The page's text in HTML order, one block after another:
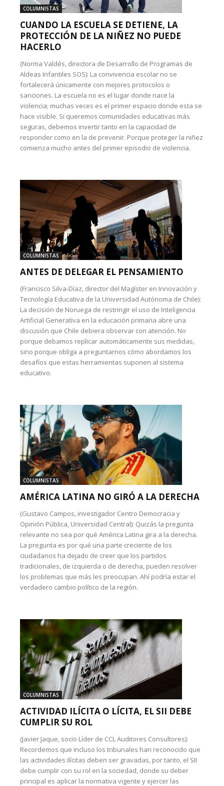
COLUMNISTAS
CUANDO LA ESCUELA SE DETIENE, LA
PROTECCIÓN DE LA NIÑEZ NO PUEDE
HACERLO
(Norma Valdés, directora de Desarrollo de Programas de
Aldeas Infantiles SOS): La convivencia escolar no se
fortalecerá únicamente con mejores protocolos o
sanciones. La escuela no es el lugar donde nace la
violencia; muchas veces es el primer espacio donde esta se
hace visible. Si queremos comunidades educativas más
seguras, debemos invertir tanto en la capacidad de
responder como en la de prevenir. Porque proteger la niñez
comienza mucho antes del primer episodio de violencia.
COLUMNISTAS
ANTES DE DELEGAR EL PENSAMIENTO
(Francisco Silva-Díaz, director del Magíster en Innovación y
Tecnología Educativa de la Universidad Autónoma de Chile):
La decisión de Noruega de restringir el uso de Inteligencia
Artificial Generativa en la educación primaria abre una
discusión que Chile debiera observar con atención. No
porque debamos replicar automáticamente sus medidas,
sino porque obliga a preguntarnos cómo abordamos los
desafíos que estas herramientas suponen al sistema
educativo.
COLUMNISTAS
AMÉRICA LATINA NO GIRÓ A LA DERECHA
(Gustavo Campos, investigador Centro Democracia y
Opinión Pública, Universidad Central): Quizás la pregunta
relevante no sea por qué América Latina gira a la derecha.
La pregunta es por qué una parte creciente de los
ciudadanos ha dejado de creer que los partidos
tradicionales, de izquierda o de derecha, pueden resolver
los problemas que más les preocupan. Ahí podría estar el
verdadero cambio político de la región.
COLUMNISTAS
ACTIVIDAD ILÍCITA O LÍCITA, EL SII DEBE
CUMPLIR SU ROL
(Javier Jaque, socio Líder de CCL Auditores Consultores):
Recordemos que incluso los tribunales han reconocido que
las actividades ilícitas deben ser gravadas, por tanto, el SII
debe cumplir con su rol en la sociedad, donde su deber
principal es aplicar la normativa vigente y ejercer las